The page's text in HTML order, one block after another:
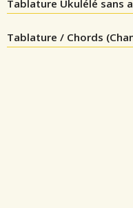
Tablature Ukulélé sans
Tablature / Chords